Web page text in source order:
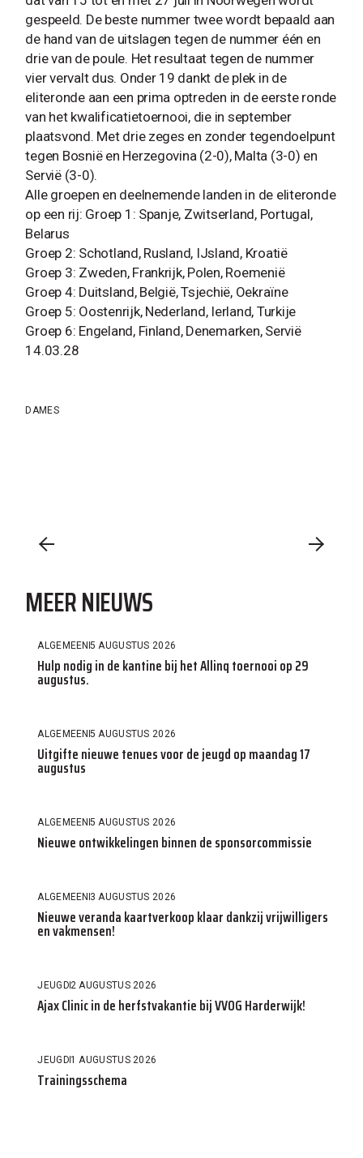
gespeeld. De beste nummer twee wordt bepaald aan
de hand van de uitslagen tegen de nummer één en
drie van de poule. Het resultaat tegen de nummer
vier vervalt dus. Onder 19 dankt de plek in de
eliteronde aan een prima optreden in de eerste ronde
van het kwalificatietoernooi, die in september
plaatsvond. Met drie zeges en zonder tegendoelpunt
tegen Bosnië en Herzegovina (2-0), Malta (3-0) en
Servië (3-0).
Alle groepen en deelnemende landen in de eliteronde
op een rij: Groep 1: Spanje, Zwitserland, Portugal,
Belarus
Groep 2: Schotland, Rusland, IJsland, Kroatië
Groep 3: Zweden, Frankrijk, Polen, Roemenië
Groep 4: Duitsland, België, Tsjechië, Oekraïne
Groep 5: Oostenrijk, Nederland, Ierland, Turkije
Groep 6: Engeland, Finland, Denemarken, Servië
14.03.28
DAMES
MEER NIEUWS
ALGEMEEN5 AUGUSTUS 2026
Hulp nodig in de kantine bij het Allinq toernooi op 29
augustus.
ALGEMEEN5 AUGUSTUS 2026
Uitgifte nieuwe tenues voor de jeugd op maandag 17
augustus
ALGEMEEN5 AUGUSTUS 2026
Nieuwe ontwikkelingen binnen de sponsorcommissie
ALGEMEEN3 AUGUSTUS 2026
Nieuwe veranda kaartverkoop klaar dankzij vrijwilligers
en vakmensen!
JEUGD2 AUGUSTUS 2026
Ajax Clinic in de herfstvakantie bij VVOG Harderwijk!
JEUGD1 AUGUSTUS 2026
Trainingsschema